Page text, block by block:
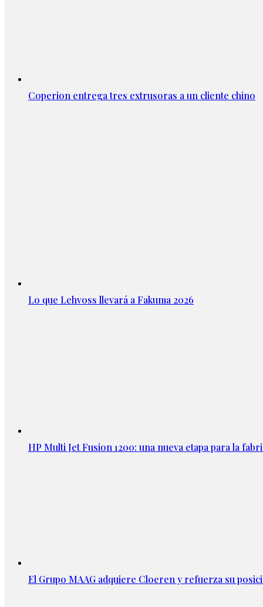
Coperion entrega tres extrusoras a un cliente chino
Lo que Lehvoss llevará a Fakuma 2026
HP Multi Jet Fusion 1200: una nueva etapa para la
El Grupo MAAG adquiere Cloeren y refuerza su